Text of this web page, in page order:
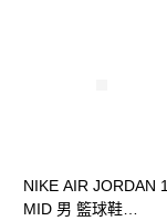
NIKE AIR JORDAN 1
MID 男 籃球鞋